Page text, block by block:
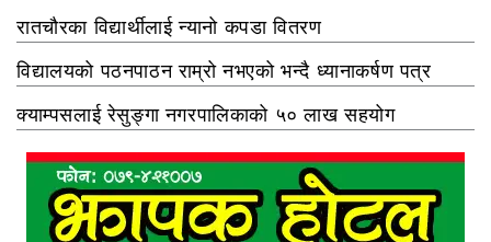
रातचौरका विद्यार्थीलाई न्यानो कपडा वितरण
विद्यालयको पठनपाठन राम्रो नभएको भन्दै ध्यानाकर्षण पत्र
क्याम्पसलाई रेसुङ्गा नगरपालिकाको ५० लाख सहयोग